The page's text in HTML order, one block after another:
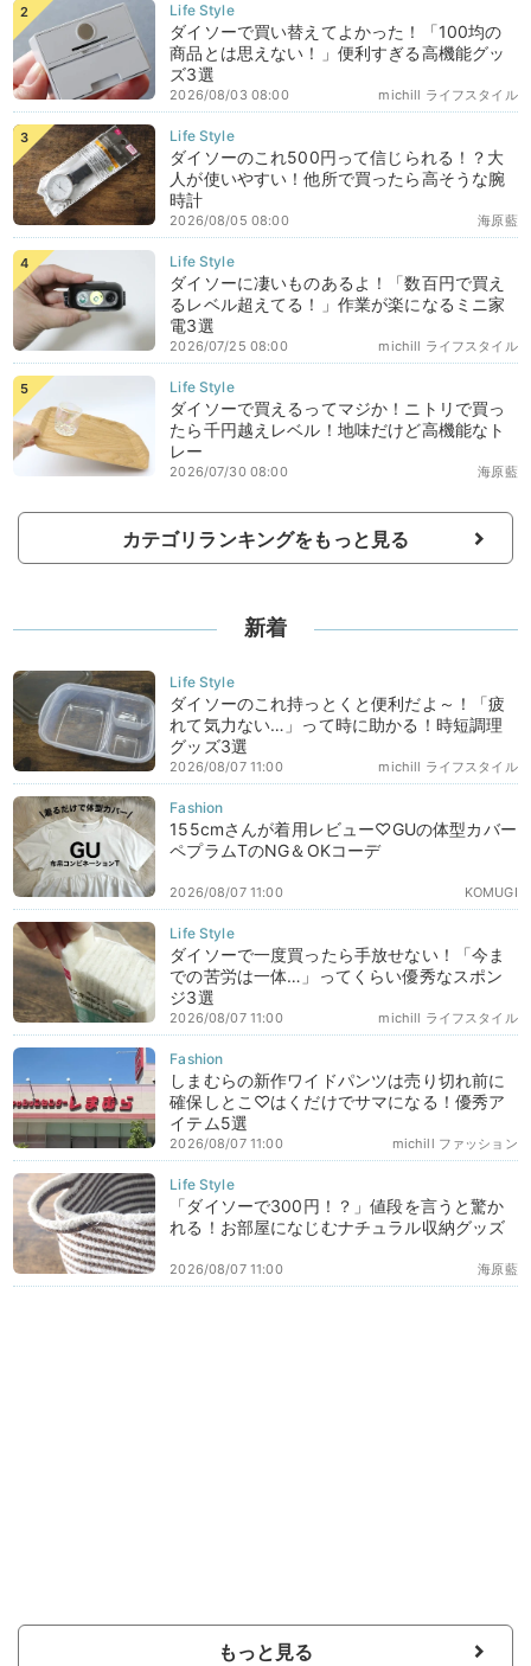
ダイソーで買い替えてよかった！「100均の
商品とは思えない！」便利すぎる高機能グッ
ズ3選
michill ライフスタイル
2026/08/03 08:00
ダイソーのこれ500円って信じられる！？大
人が使いやすい！他所で買ったら高そうな腕
時計
海原藍
2026/08/05 08:00
ダイソーに凄いものあるよ！「数百円で買え
るレベル超えてる！」作業が楽になるミニ家
電3選
michill ライフスタイル
2026/07/25 08:00
ダイソーで買えるってマジか！ニトリで買っ
たら千円越えレベル！地味だけど高機能なト
レー
海原藍
2026/07/30 08:00
カテゴリランキングをもっと見る
新着
ダイソーのこれ持っとくと便利だよ～！「疲
れて気力ない…」って時に助かる！時短調理
グッズ3選
michill ライフスタイル
2026/08/07 11:00
155cmさんが着用レビュー♡GUの体型カバー
ペプラムTのNG＆OKコーデ
KOMUGI
2026/08/07 11:00
ダイソーで一度買ったら手放せない！「今ま
での苦労は一体…」ってくらい優秀なスポン
ジ3選
michill ライフスタイル
2026/08/07 11:00
しまむらの新作ワイドパンツは売り切れ前に
確保しとこ♡はくだけでサマになる！優秀ア
イテム5選
michill ファッション
2026/08/07 11:00
「ダイソーで300円！？」値段を言うと驚か
れる！お部屋になじむナチュラル収納グッズ
海原藍
2026/08/07 11:00
もっと見る